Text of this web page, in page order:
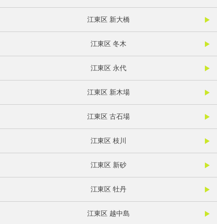
江東区 新大橋
江東区 冬木
江東区 永代
江東区 新木場
江東区 古石場
江東区 枝川
江東区 新砂
江東区 牡丹
江東区 越中島